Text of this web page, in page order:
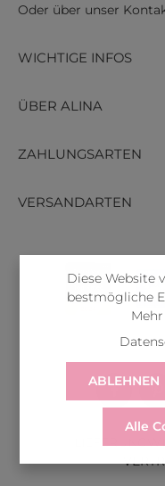
Oder über unser
WICHTIGE INFOS
ÜBER ALINA
ZAHLUNGSARTEN
VERSANDARTEN
Diese Website
bestmögliche
ABLEHNEN
Alle